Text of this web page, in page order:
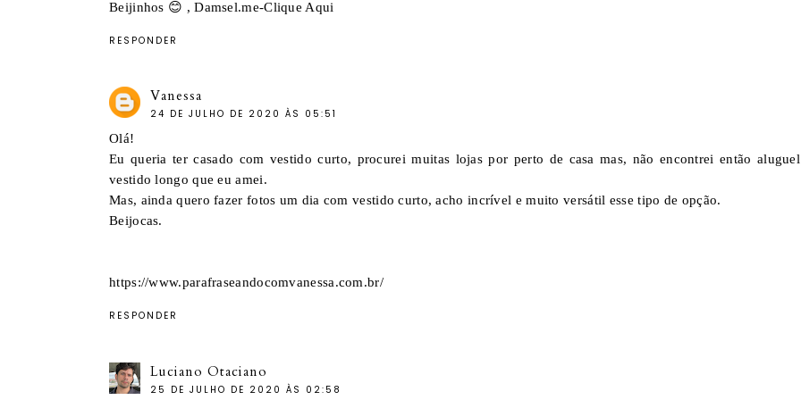
Beijinhos 😊 ,Damsel.me-Clique Aqui
RESPONDER
Vanessa
24 DE JULHO DE 2020 ÀS 05:51
Olá!
Eu queria ter casado com vestido curto, procurei muitas lojas por perto de casa mas, não encontrei então
vestido longo que eu amei.
Mas, ainda quero fazer fotos um dia com vestido curto, acho incrível e muito versátil esse tipo de opção.
Beijocas.
https://www.parafraseandocomvanessa.com.br/
RESPONDER
Luciano Otaciano
25 DE JULHO DE 2020 ÀS 02:58